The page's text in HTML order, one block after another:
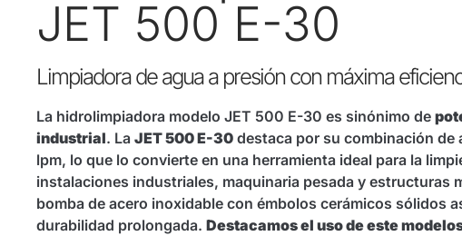
JET 500 E-30
Limpiadora de agua a presión con máxima
La hidrolimpiadora modelo JET 500 E-30 es sinónimo de
industrial. La JET 500 E-30 destaca por su combinación de
lpm, lo que lo convierte en una herramienta ideal para la
instalaciones industriales, maquinaria pesada y estructuras
bomba de acero inoxidable con émbolos cerámicos sólidos
durabilidad prolongada. Destacamos el uso de este